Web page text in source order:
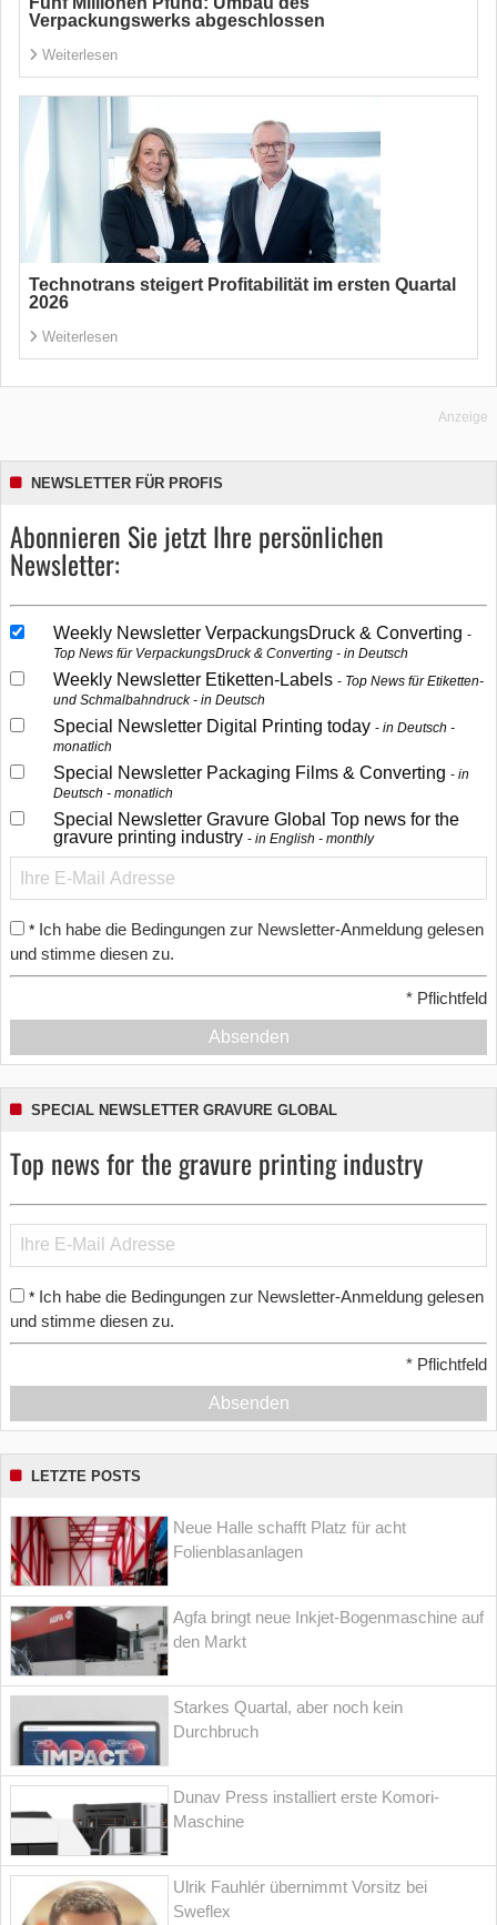
Verpackungswerks abgeschlossen
Weiterlesen
Technotrans steigert Profitabilität im ersten Quartal
2026
Weiterlesen
Anzeige
NEWSLETTER FÜR PROFIS
Abonnieren Sie jetzt Ihre persönlichen
Newsletter:
Weekly Newsletter VerpackungsDruck & Converting
Top News für VerpackungsDruck & Converting - in Deutsch
Weekly Newsletter Etiketten-Labels
Top News für Etiketten-
und Schmalbahndruck - in Deutsch
Special Newsletter Digital Printing today
in Deutsch -
monatlich
Special Newsletter Packaging Films & Converting
in
Deutsch - monatlich
Special Newsletter Gravure Global Top news for the
gravure printing industry
in English - monthly
* Ich habe die Bedingungen zur Newsletter-Anmeldung gelesen
und stimme diesen zu.
* Pflichtfeld
Absenden
SPECIAL NEWSLETTER GRAVURE GLOBAL
Top news for the gravure printing industry
* Ich habe die Bedingungen zur Newsletter-Anmeldung gelesen
und stimme diesen zu.
* Pflichtfeld
Absenden
LETZTE POSTS
Neue Halle schafft Platz für acht
Folienblasanlagen
Agfa bringt neue Inkjet-Bogenmaschine auf
den Markt
Starkes Quartal, aber noch kein
Durchbruch
Dunav Press installiert erste Komori-
Maschine
Ulrik Fauhlér übernimmt Vorsitz bei
Sweflex